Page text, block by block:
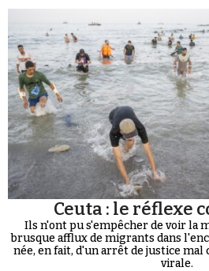
Ceuta : le réflexe
Ils n'ont pu s'empêcher de voir la
brusque afflux de migrants dans
née, en fait, d'un arrêt de justice
virale.